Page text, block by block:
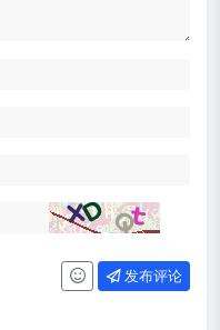
发布评论